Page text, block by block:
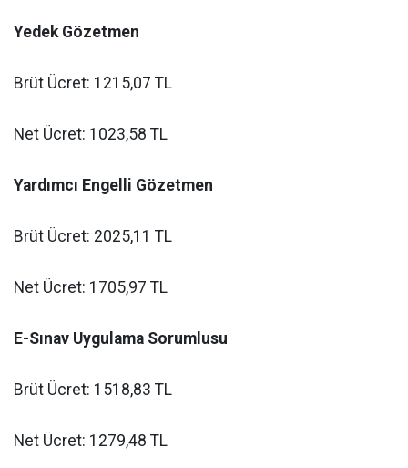
Yedek Gözetmen
Brüt Ücret: 1215,07 TL
Net Ücret: 1023,58 TL
Yardımcı Engelli Gözetmen
Brüt Ücret: 2025,11 TL
Net Ücret: 1705,97 TL
E-Sınav Uygulama Sorumlusu
Brüt Ücret: 1518,83 TL
Net Ücret: 1279,48 TL